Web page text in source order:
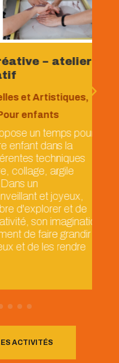
– atelier
Artistiques,
un temps pour
dans la
techniques
argile
et joyeux,
et de
son imagination.
faire grandir
les rendre
ACTIVITÉS